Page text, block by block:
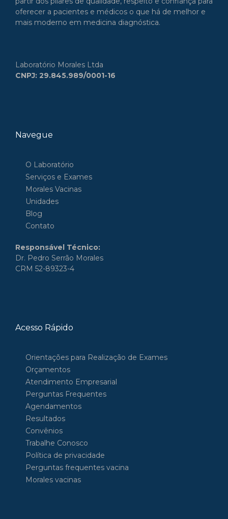
oferecer a pacientes e médicos o que há de melhor e
mais moderno em medicina diagnóstica.
Laboratório Morales Ltda
CNPJ: 29.845.989/0001-16
Navegue
O Laboratório
Serviços e Exames
Morales Vacinas
Unidades
Blog
Contato
Responsável Técnico:
Dr. Pedro Serrão Morales
CRM 52-89323-4
Acesso Rápido
Orientações para Realização de Exames
Orçamentos
Atendimento Empresarial
Perguntas Frequentes
Agendamentos
Resultados
Convênios
Trabalhe Conosco
Política de privacidade
Perguntas frequentes vacina
Morales vacinas